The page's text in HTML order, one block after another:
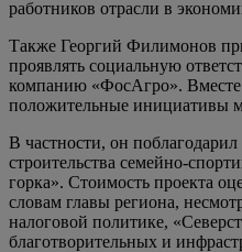
работников отрасли в
Также Георгий Филимонов
проявлять социальную
компанию «ФосАгро». Вместе
положительные инициативы
В частности, он
строительства семейно-
горка». Стоимость проекта
словам главы региона,
налоговой политике,
благотворительных и